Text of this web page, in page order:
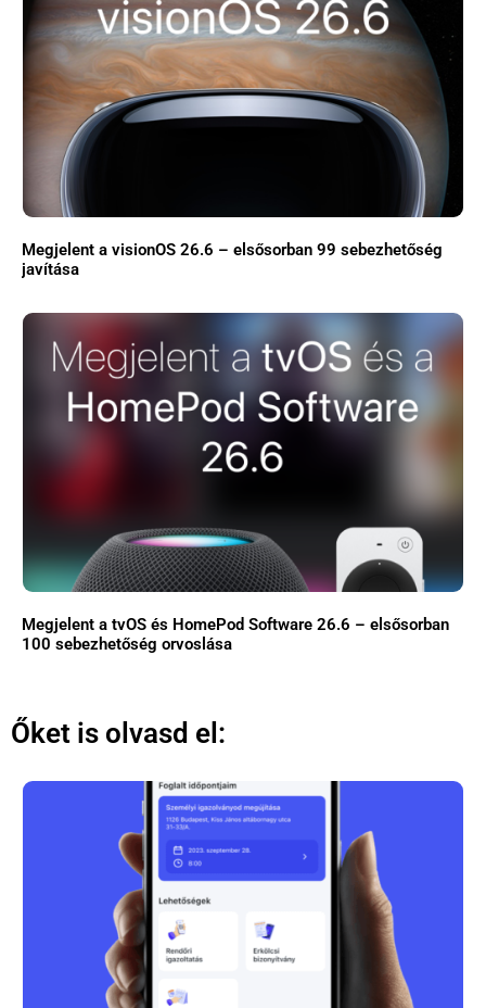
Megjelent a visionOS 26.6 – elsősorban 99 sebezhetőség
javítása
Megjelent a tvOS és HomePod Software 26.6 – elsősorban
100 sebezhetőség orvoslása
Őket is olvasd el: